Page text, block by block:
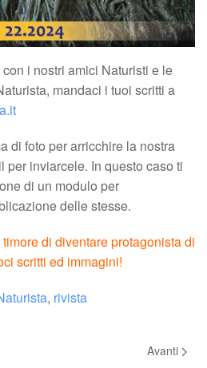
i nostri amici Naturisti e le
mandaci i tuoi scritti a
di foto per arricchire la nostra
per inviarcele. In questo caso ti
di un modulo per
delle stesse.
di diventare protagonista di
scritti ed immagini!
, rivista
Avanti